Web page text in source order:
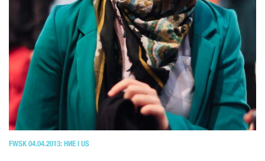
FWSK 04.04.2013: НИЕ I US